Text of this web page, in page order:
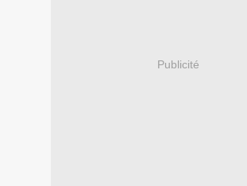
Publicité